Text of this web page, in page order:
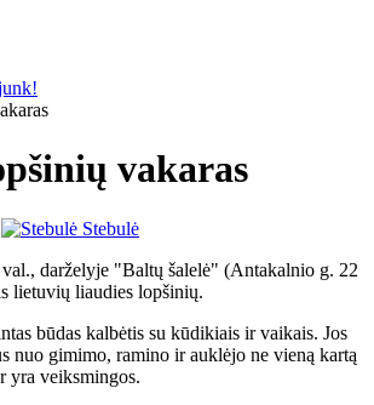
vakaras
Stebulė
darželyje "Baltų šalelė" (Antakalnio g. 22
lietuvių liaudies lopšinių.
būdas kalbėtis su kūdikiais ir vaikais. Jos
nuo gimimo, ramino ir auklėjo ne vieną kartą
yra veiksmingos.